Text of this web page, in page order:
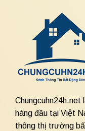
hàng đầu tại Việt
thông thị trường